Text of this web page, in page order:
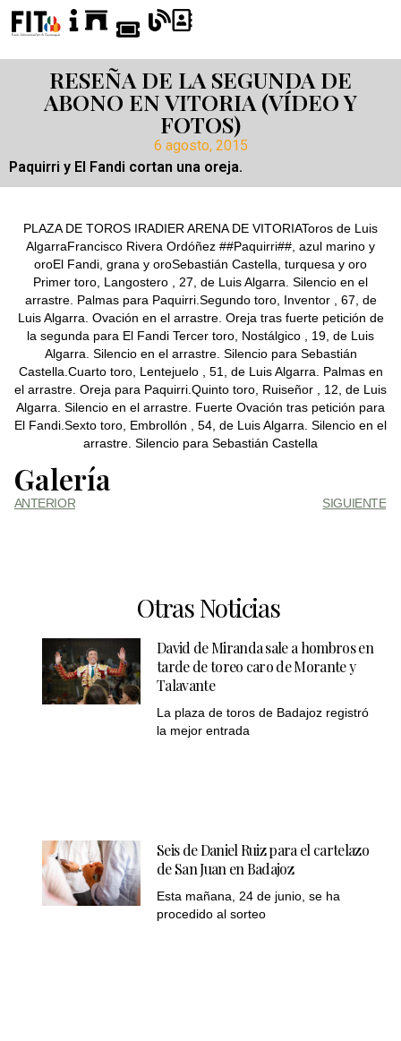
RESEÑA DE LA SEGUNDA DE
ABONO EN VITORIA (VÍDEO Y
FOTOS)
6 agosto, 2015
Paquirri y El Fandi cortan una oreja.
PLAZA DE TOROS IRADIER ARENA DE VITORIAToros de Luis
AlgarraFrancisco Rivera Ordóñez ##Paquirri##, azul marino y
oroEl Fandi, grana y oroSebastián Castella, turquesa y oro
Primer toro, Langostero , 27, de Luis Algarra. Silencio en el
arrastre. Palmas para Paquirri.Segundo toro, Inventor , 67, de
Luis Algarra. Ovación en el arrastre. Oreja tras fuerte petición de
la segunda para El Fandi Tercer toro, Nostálgico , 19, de Luis
Algarra. Silencio en el arrastre. Silencio para Sebastián
Castella.Cuarto toro, Lentejuelo , 51, de Luis Algarra. Palmas en
el arrastre. Oreja para Paquirri.Quinto toro, Ruiseñor , 12, de Luis
Algarra. Silencio en el arrastre. Fuerte Ovación tras petición para
El Fandi.Sexto toro, Embrollón , 54, de Luis Algarra. Silencio en el
arrastre. Silencio para Sebastián Castella
Galería
ANTERIOR SIGUIENTE
Otras Noticias
David de Miranda sale a hombros en
tarde de toreo caro de Morante y
Talavante
La plaza de toros de Badajoz registró
la mejor entrada
Seis de Daniel Ruiz para el cartelazo
de San Juan en Badajoz
Esta mañana, 24 de junio, se ha
procedido al sorteo